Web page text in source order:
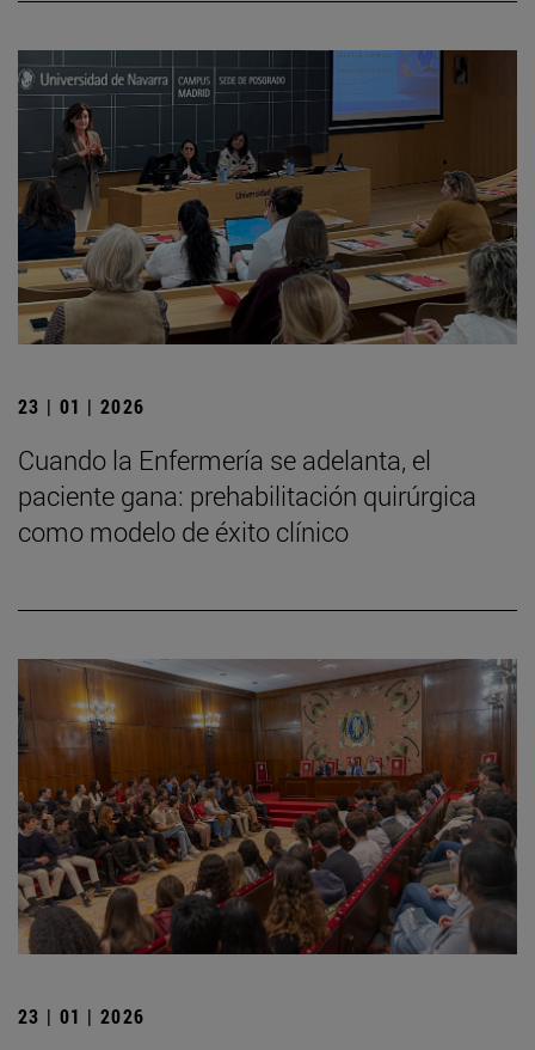
23 | 01 | 2026
Cuando la Enfermería se adelanta, el
paciente gana: prehabilitación quirúrgica
como modelo de éxito clínico
23 | 01 | 2026